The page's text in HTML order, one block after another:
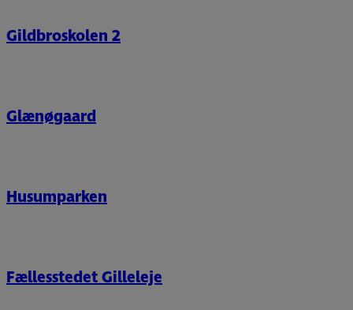
Gildbroskolen 2
Glænøgaard
Husumparken
Fællesstedet Gilleleje